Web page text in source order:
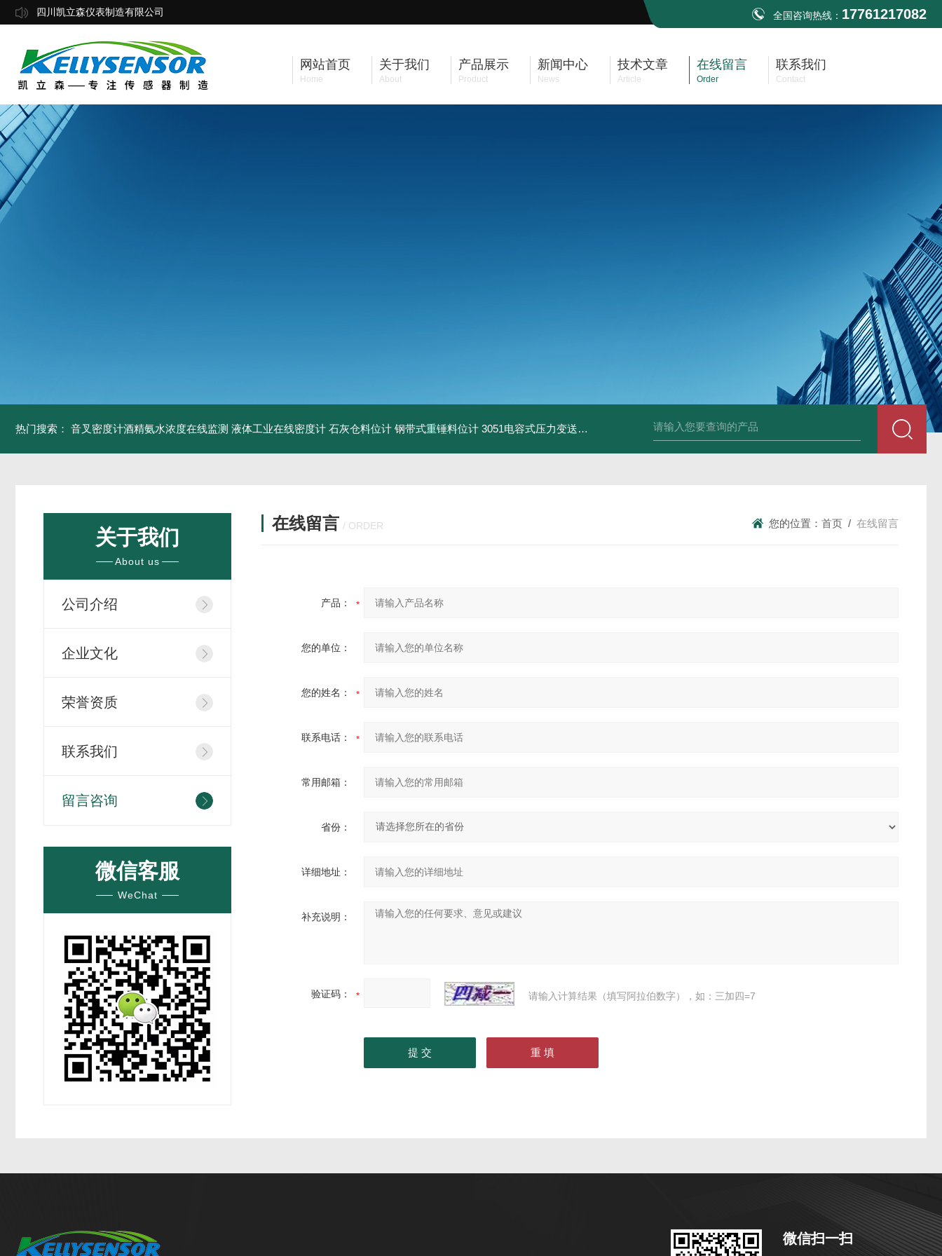
四川凯立森仪表制造有限公司 全国咨询热线： 17761217082
网站首页
Home
关于我们
About
产品展示
Product
新闻中心
News
技术文章
Article
在线留言
Order
联系我们
Contact
热门搜索： 音叉密度计酒精氨水浓度在线监测 液体工业在线密度计 石灰仓料位计 钢带式重锤料位计 3051电容式压力变送器 粉尘气体压力变送器 KDM260音叉密度计 kdm280罗斯蒙特密度计
关于我们
About us
公司介绍
企业文化
荣誉资质
联系我们
留言咨询
微信客服
WeChat
在线留言 / ORDER 您的位置： 首页 / 在线留言
产品：
您的单位：
您的姓名：
联系电话：
常用邮箱：
省份：
详细地址：
补充说明：
验证码： 请输入计算结果（填写阿拉伯数字），如：三加四=7
微信扫一扫